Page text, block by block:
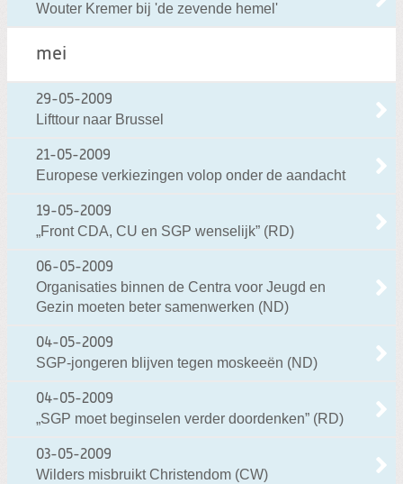
Wouter Kremer bij 'de zevende hemel'
mei
29-05-2009
Lifttour naar Brussel
21-05-2009
Europese verkiezingen volop onder de aandacht
19-05-2009
„Front CDA, CU en SGP wenselijk” (RD)
06-05-2009
Organisaties binnen de Centra voor Jeugd en
Gezin moeten beter samenwerken (ND)
04-05-2009
SGP-jongeren blijven tegen moskeeën (ND)
04-05-2009
„SGP moet beginselen verder doordenken” (RD)
03-05-2009
Wilders misbruikt Christendom (CW)